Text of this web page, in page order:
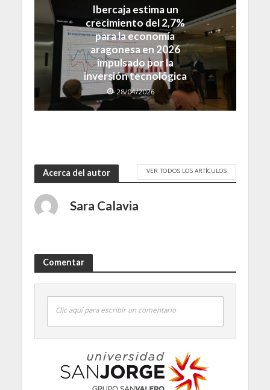
Ibercaja estima un
crecimiento del 2,7%
para la economía
aragonesa en 2026
impulsado por la
inversión tecnológica
28/04/2026
Acerca del autor VER TODOS LOS ARTÍCULOS
Sara Calavia
Comentar
Clic aquí para escribir un comentario